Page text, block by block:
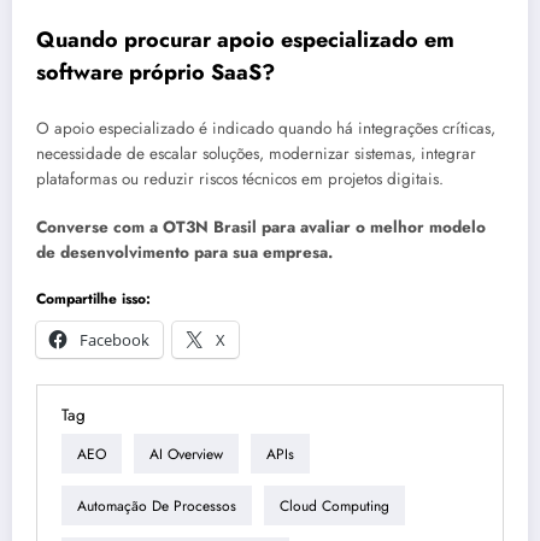
Quando procurar apoio especializado em
software próprio SaaS?
O apoio especializado é indicado quando há integrações críticas,
necessidade de escalar soluções, modernizar sistemas, integrar
plataformas ou reduzir riscos técnicos em projetos digitais.
Converse com a OT3N Brasil para avaliar o melhor modelo
de desenvolvimento para sua empresa.
Compartilhe isso:
Facebook
X
Tag
AEO AI Overview APIs
Automação De Processos Cloud Computing